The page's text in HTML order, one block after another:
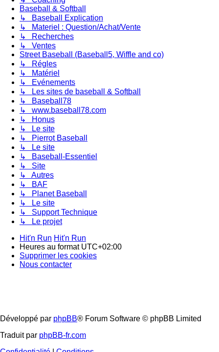
Baseball & Softball
↳ Baseball Explication
↳ Materiel : Question/Achat/Vente
↳ Recherches
↳ Ventes
Street Baseball (Baseball5, Wiffle and co)
↳ Régles
↳ Matériel
↳ Evénements
↳ Les sites de baseball & Softball
↳ Baseball78
↳ www.baseball78.com
↳ Honus
↳ Le site
↳ Pierrot Baseball
↳ Le site
↳ Baseball-Essentiel
↳ Site
↳ Autres
↳ BAF
↳ Planet Baseball
↳ Le site
↳ Support Technique
↳ Le projet
Hit'n Run Hit'n Run
Heures au format UTC+02:00
Supprimer les cookies
Nous contacter
Développé par phpBB® Forum Software © phpBB Limited
Traduit par phpBB-fr.com